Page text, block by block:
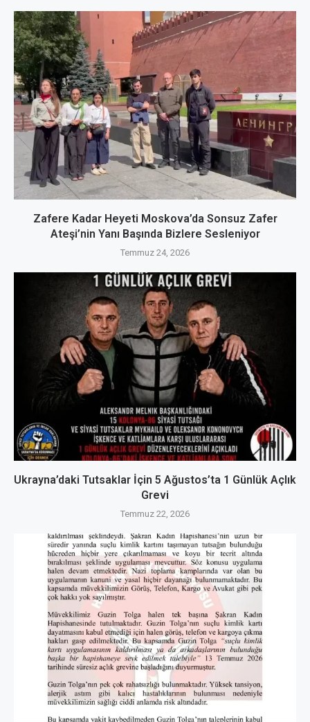
Zafere Kadar Heyeti Moskova’da Sonsuz Zafer
Ateşi’nin Yanı Başında Bizlere Sesleniyor
Temmuz 24, 2026
Ukrayna’daki Tutsaklar İçin 5 Ağustos’ta 1 Günlük Açlık
Grevi
Temmuz 22, 2026